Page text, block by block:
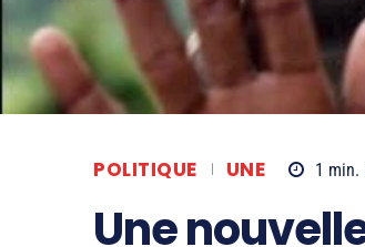
POLITIQUE UNE 1 min.
Une